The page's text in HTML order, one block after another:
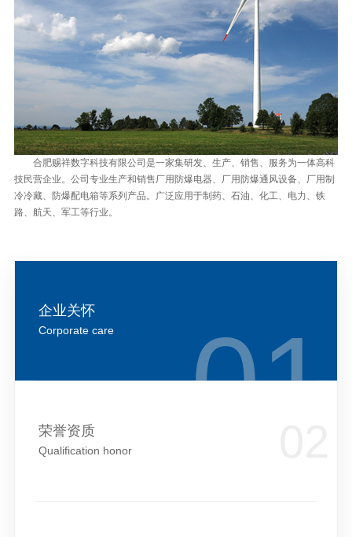
合肥赐祥数字科技有限公司是一家集研发、生产、销售、服务为一体高科
技民营企业。公司专业生产和销售厂用防爆电器、厂用防爆通风设备、厂用制
冷冷藏、防爆配电箱等系列产品。广泛应用于制药、石油、化工、电力、铁
路、航天、军工等行业。
企业关怀
Corporate care
荣誉资质
Qualification honor